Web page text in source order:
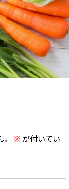
※ が付いてい